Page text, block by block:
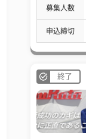
募集人数
申込締切
終了